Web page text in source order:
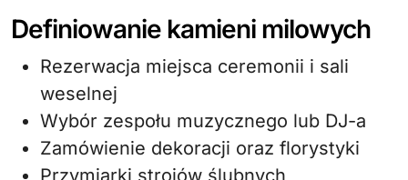
Definiowanie kamieni milowych
Rezerwacja miejsca ceremonii i sali
weselnej
Wybór zespołu muzycznego lub DJ-a
Zamówienie dekoracji oraz florystyki
Przymiarki strojów ślubnych